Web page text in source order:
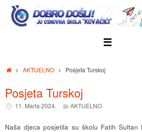
Skip
content
HomeAKTUELNO Posjeta Turskoj
Posjeta Turskoj
11. Marta 2024. AKTUELNO
Naša djeca posjetila su školu Fatih Sultan